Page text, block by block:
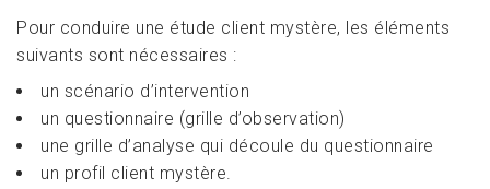
Pour conduire une étude client mystère, les éléments
suivants sont nécessaires :
un scénario d’intervention
un questionnaire (grille d’observation)
une grille d’analyse qui découle du questionnaire
un profil client mystère.